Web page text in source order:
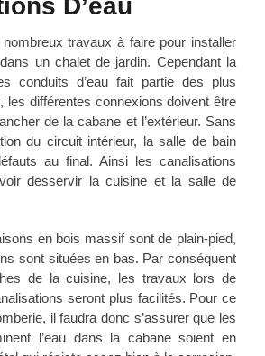
D’eau
travaux à faire pour installer
un chalet de jardin. Cependant la
conduits d’eau fait partie des plus
les différentes connexions doivent être
de la cabane et l’extérieur. Sans
du circuit intérieur, la salle de bain
au final. Ainsi les canalisations
desservir la cuisine et la salle de
en bois massif sont de plain-pied,
sont situées en bas. Par conséquent
de la cuisine, les travaux lors de
seront plus facilités. Pour ce
il faudra donc s’assurer que les
l’eau dans la cabane soient en